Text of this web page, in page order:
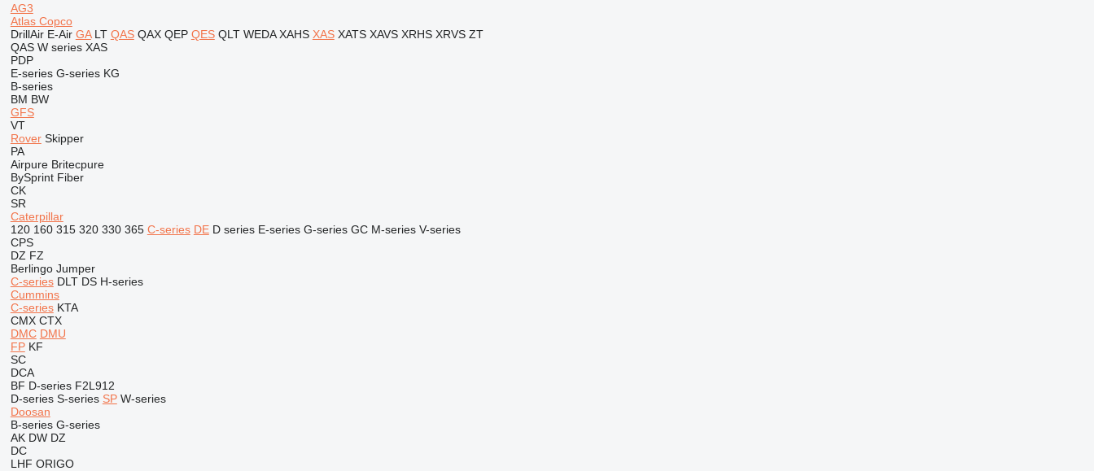
AG3
Atlas Copco
DrillAir E-Air GA LT QAS QAX QEP QES QLT WEDA XAHS XAS XATS XAVS XRHS XRVS ZT
QAS W series XAS
PDP
E-series G-series KG
B-series
BM BW
GFS
VT
Rover Skipper
PA
Airpure Britecpure
BySprint Fiber
CK
SR
Caterpillar
120 160 315 320 330 365 C-series DE D series E-series G-series GC M-series V-series
CPS
DZ FZ
Berlingo Jumper
C-series DLT DS H-series
Cummins
C-series KTA
CMX CTX
DMC DMU
FP KF
SC
DCA
BF D-series F2L912
D-series S-series SP W-series
Doosan
B-series G-series
AK DW DZ
DC
LHF ORIGO